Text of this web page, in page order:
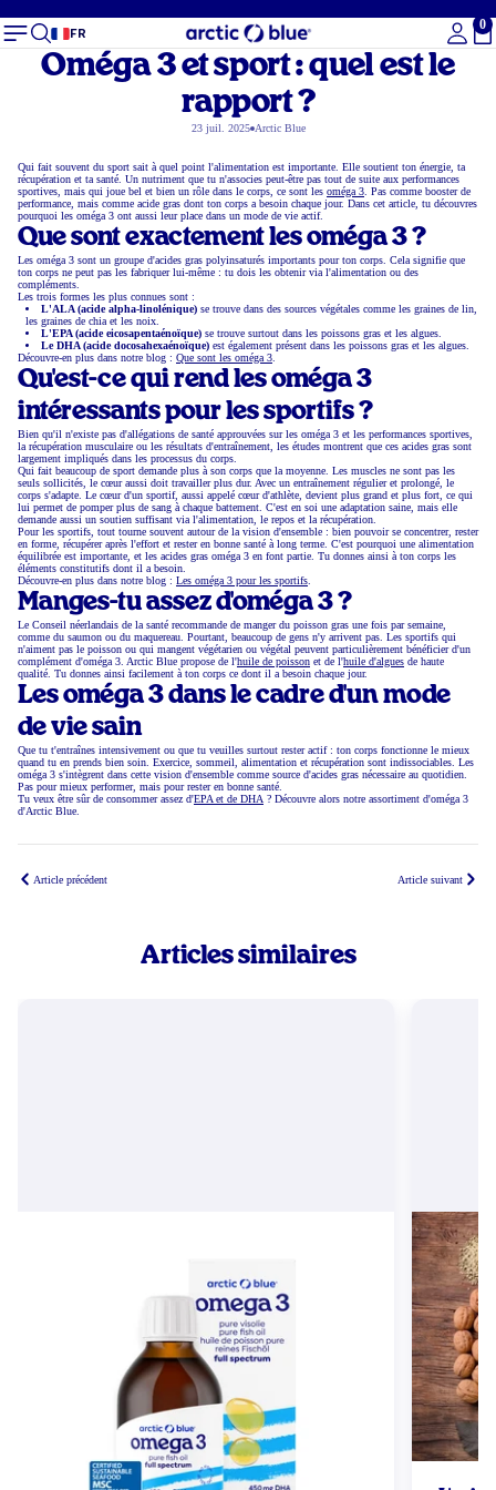
FR
0
Oméga 3 et sport : quel est le
rapport ?
23 juil. 2025 Arctic Blue
Qui fait souvent du sport sait à quel point l'alimentation est importante. Elle soutient ton énergie, ta
récupération et ta santé. Un nutriment que tu n'associes peut-être pas tout de suite aux performances
sportives, mais qui joue bel et bien un rôle dans le corps, ce sont les oméga 3 . Pas comme booster de
performance, mais comme acide gras dont ton corps a besoin chaque jour. Dans cet article, tu découvres
pourquoi les oméga 3 ont aussi leur place dans un mode de vie actif.
Que sont exactement les oméga 3 ?
Les oméga 3 sont un groupe d'acides gras polyinsaturés importants pour ton corps. Cela signifie que
ton corps ne peut pas les fabriquer lui-même : tu dois les obtenir via l'alimentation ou des
compléments.
Les trois formes les plus connues sont :
L'ALA (acide alpha-linolénique) se trouve dans des sources végétales comme les graines de lin,
les graines de chia et les noix.
L'EPA (acide eicosapentaénoïque) se trouve surtout dans les poissons gras et les algues.
Le DHA (acide docosahexaénoïque) est également présent dans les poissons gras et les algues.
Découvre-en plus dans notre blog : Que sont les oméga 3
Qu'est-ce qui rend les oméga 3
intéressants pour les sportifs ?
Bien qu'il n'existe pas d'allégations de santé approuvées sur les oméga 3 et les performances sportives,
la récupération musculaire ou les résultats d'entraînement, les études montrent que ces acides gras sont
largement impliqués dans les processus du corps.
Qui fait beaucoup de sport demande plus à son corps que la moyenne. Les muscles ne sont pas les
seuls sollicités, le cœur aussi doit travailler plus dur. Avec un entraînement régulier et prolongé, le
corps s'adapte. Le cœur d'un sportif, aussi appelé cœur d'athlète, devient plus grand et plus fort, ce qui
lui permet de pomper plus de sang à chaque battement. C'est en soi une adaptation saine, mais elle
demande aussi un soutien suffisant via l'alimentation, le repos et la récupération.
Pour les sportifs, tout tourne souvent autour de la vision d'ensemble : bien pouvoir se concentrer, rester
en forme, récupérer après l'effort et rester en bonne santé à long terme. C'est pourquoi une alimentation
équilibrée est importante, et les acides gras oméga 3 en font partie. Tu donnes ainsi à ton corps les
éléments constitutifs dont il a besoin.
Découvre-en plus dans notre blog : Les oméga 3 pour les sportifs
Manges-tu assez d'oméga 3 ?
Le Conseil néerlandais de la santé recommande de manger du poisson gras une fois par semaine,
comme du saumon ou du maquereau. Pourtant, beaucoup de gens n'y arrivent pas. Les sportifs qui
n'aiment pas le poisson ou qui mangent végétarien ou végétal peuvent particulièrement bénéficier d'un
complément d'oméga 3. Arctic Blue propose de l'huile de poisson et de l'huile d'algues de haute
qualité. Tu donnes ainsi facilement à ton corps ce dont il a besoin chaque jour.
Les oméga 3 dans le cadre d'un mode
de vie sain
Que tu t'entraînes intensivement ou que tu veuilles surtout rester actif : ton corps fonctionne le mieux
quand tu en prends bien soin. Exercice, sommeil, alimentation et récupération sont indissociables. Les
oméga 3 s'intègrent dans cette vision d'ensemble comme source d'acides gras nécessaire au quotidien.
Pas pour mieux performer, mais pour rester en bonne santé.
Tu veux être sûr de consommer assez d'EPA et de DHA ? Découvre alors notre assortiment d'oméga 3
d'Arctic Blue.
Article précédent Article suivant
Articles similaires